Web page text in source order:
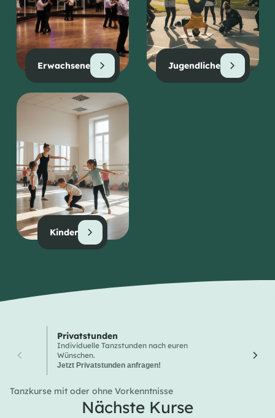
Erwachsene Jugendliche
Kinder
Privatstunden
Individuelle Tanzstunden nach euren
Wünschen.
Jetzt Privatstunden anfragen!
Tanzkurse mit oder ohne Vorkenntnisse
Nächste Kurse